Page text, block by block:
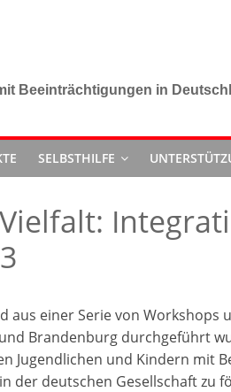
Beeinträchtigungen in
SELBSTHILFE
aus einer Serie von
Brandenburg durchgeführt
Jugendlichen und Kindern mit
der deutschen Gesellschaft zu